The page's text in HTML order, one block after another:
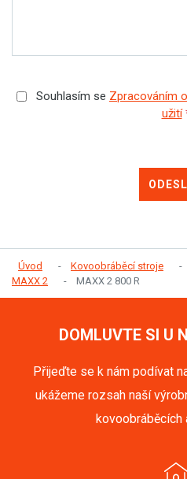
Souhlasím se Zpracováním
užití
Úvod Kovoobráběcí stroje
MAXX 2
MAXX 2 800 R
DOMLUVTE SI U
Přijeďte se k nám podívat
ukážeme rozsah naší
kovoobráběcích